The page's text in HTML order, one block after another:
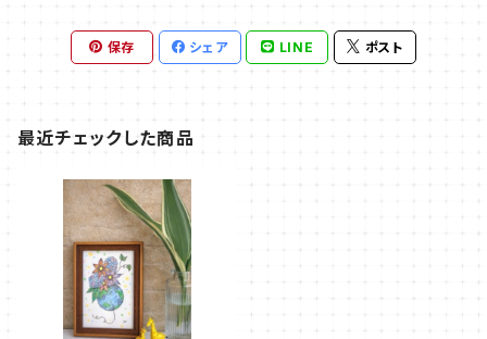
保存 シェア LINE ポスト
最近チェックした商品